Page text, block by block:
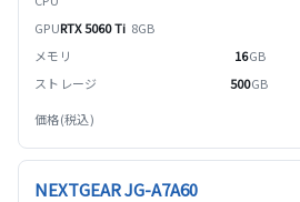
RTX 5060 Ti 8GB
16GB
500GB
NEXTGEAR JG-A7A60